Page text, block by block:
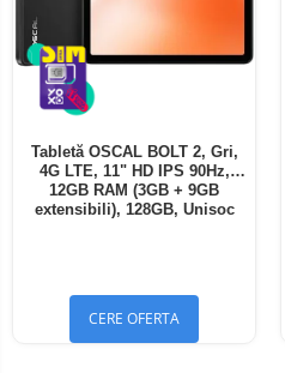
Tabletă OSCAL BOLT 2, Gri,
4G LTE, 11" HD IPS 90Hz,
12GB RAM (3GB + 9GB
extensibili), 128GB, Unisoc
CERE OFERTA